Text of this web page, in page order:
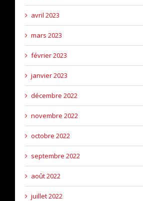
avril 2023
mars 2023
février 2023
janvier 2023
décembre 2022
novembre 2022
octobre 2022
septembre 2022
août 2022
juillet 2022